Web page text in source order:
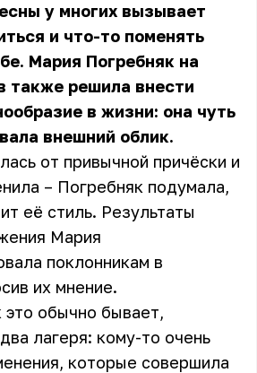
у многих вызывает
и что-то поменять
Мария Погребняк на
также решила внести
в жизни: она чуть
внешний облик.
от привычной причёски и
– Погребняк подумала,
её стиль. Результаты
Мария
поклонникам в
их мнение.
это обычно бывает,
лагеря: кому-то очень
которые совершила